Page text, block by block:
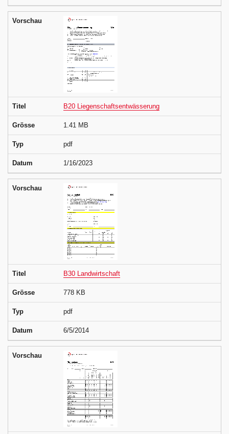
Vorschau
Titel B20 Liegenschaftsentwässerung
Grösse 1.41 MB
Typ pdf
Datum 1/16/2023
Vorschau
Titel B30 Landwirtschaft
Grösse 778 KB
Typ pdf
Datum 6/5/2014
Vorschau